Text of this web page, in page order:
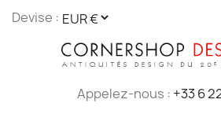
Devise :
Appelez-nous : +33 6